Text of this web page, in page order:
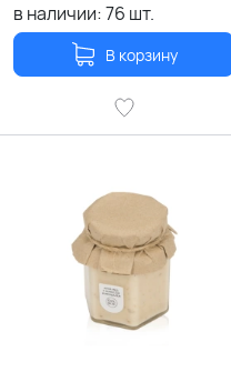
в наличии:76 шт.
В корзину